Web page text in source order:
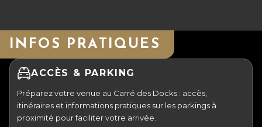
INFOS PRATIQUES
ACCÈS & PARKING
Préparez votre venue au Carré des Docks : accès,
itinéraires et informations pratiques sur les parkings à
proximité pour faciliter votre arrivée.